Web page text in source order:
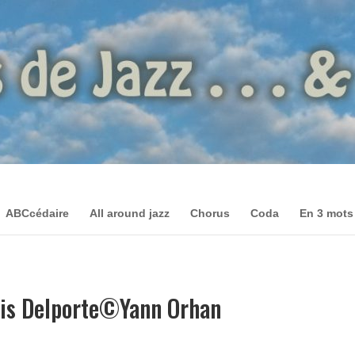
ABCcédaire All around jazz Chorus Coda En 3 mots
Delporte©Yann Orhan